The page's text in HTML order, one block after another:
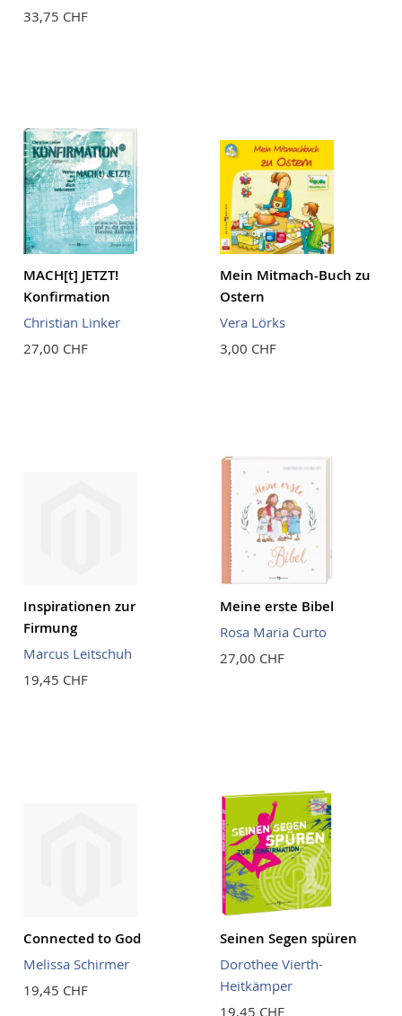
33,75 CHF
MACH[t] JETZT!
Konfirmation
Christian Linker
27,00 CHF
Mein Mitmach-Buch zu
Ostern
Vera Lörks
3,00 CHF
Inspirationen zur
Firmung
Marcus Leitschuh
19,45 CHF
Meine erste Bibel
Rosa Maria Curto
27,00 CHF
Connected to God
Melissa Schirmer
19,45 CHF
Seinen Segen spüren
Dorothee Vierth-
Heitkämper
19,45 CHF